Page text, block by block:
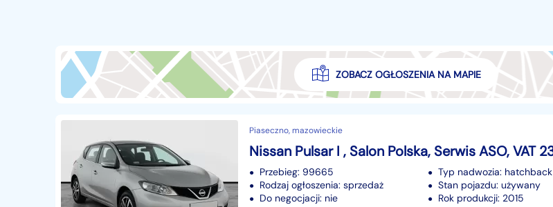
Części samochodowe 14641
Części motocyklowe 1
Pojazdy specjalistyczne
ZOBACZ OGŁOSZENIA NA MAPIE
Piaseczno, mazowieckie
Przebieg: 99665
Rodzaj ogłoszenia: sprzedaż
Do negocjacji: nie
Typ nadwozia: hatchback
Stan pojazdu: używany
Rok produkcji: 2015